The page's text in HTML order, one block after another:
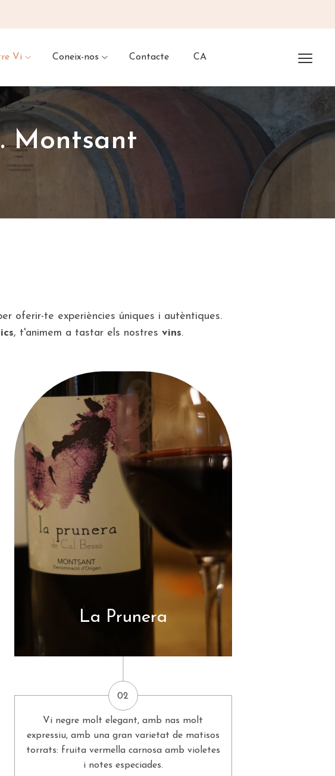
Vi Coneix-nos Contacte CA
Montsant
oferir-te experiències úniques i autèntiques.
, t'animem a tastar els nostres vins.
La Prunera
02
Vi negre molt elegant, amb nas molt
expressiu, amb una gran varietat de matisos
torrats: fruita vermella carnosa amb violetes
i notes especiades.